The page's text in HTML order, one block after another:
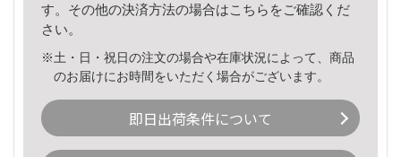
す。その他の決済方法の場合はこちら をご確認くだ
さい。
※土・日・祝日の注文の場合や在庫状況によって、商品
のお届けにお時間をいただく場合がございます。
即日出荷条件について